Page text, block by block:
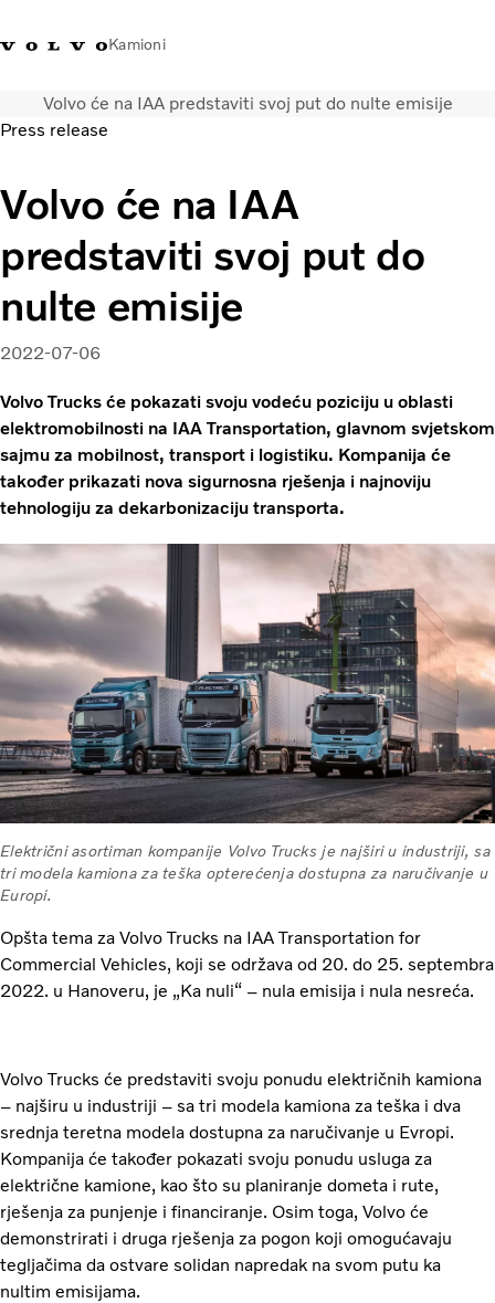
Kamioni
Volvo Trucks Bosna i
Hercegovina - Kontakti
Prodavaonica Volvo Trucks
Prijava
Bosna I
Transportna rješenja
Kampanje
Usluge
Lokator distributera
Vijesti
Volvo Truck Builder
Kontaktirajte nas
Volvo će na IAA predstaviti svoj put do nulte emisije
Press release
Volvo će na IAA
predstaviti svoj put do
nulte emisije
2022-07-06
Volvo Trucks će pokazati svoju vodeću poziciju u oblasti
elektromobilnosti na IAA Transportation, glavnom svjetskom
sajmu za mobilnost, transport i logistiku. Kompanija će
također prikazati nova sigurnosna rješenja i najnoviju
tehnologiju za dekarbonizaciju transporta.
Električni asortiman kompanije Volvo Trucks je najširi u industriji, sa
tri modela kamiona za teška opterećenja dostupna za naručivanje u
Europi.
Opšta tema za Volvo Trucks na IAA Transportation for
Commercial Vehicles, koji se održava od 20. do 25. septembra
2022. u Hanoveru, je „Ka nuli“ – nula emisija i nula nesreća.
Volvo Trucks će predstaviti svoju ponudu električnih kamiona
– najširu u industriji – sa tri modela kamiona za teška i dva
srednja teretna modela dostupna za naručivanje u Evropi.
Kompanija će također pokazati svoju ponudu usluga za
električne kamione, kao što su planiranje dometa i rute,
rješenja za punjenje i financiranje. Osim toga, Volvo će
demonstrirati i druga rješenja za pogon koji omogućavaju
tegljačima da ostvare solidan napredak na svom putu ka
nultim emisijama.